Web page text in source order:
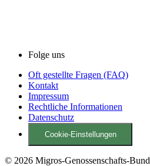
Folge uns
Oft gestellte Fragen (FAQ)
Kontakt
Impressum
Rechtliche Informationen
Datenschutz
Cookie-Einstellungen
© 2026 Migros-Genossenschafts-Bund